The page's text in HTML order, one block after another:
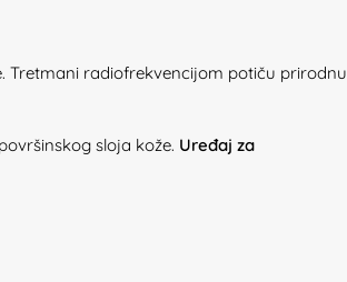
Tretmani radiofrekvencijom potiču prirodnu
sloja kože. Uređaj za